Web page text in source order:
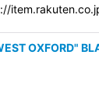
OXFORD"